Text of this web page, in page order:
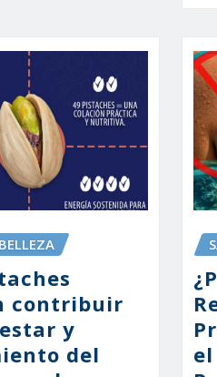
contribuir
y
del